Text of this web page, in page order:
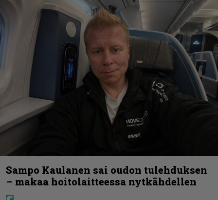
Sampo Kaulanen sai oudon tulehduksen
– makaa hoitolaitteessa nytkähdellen